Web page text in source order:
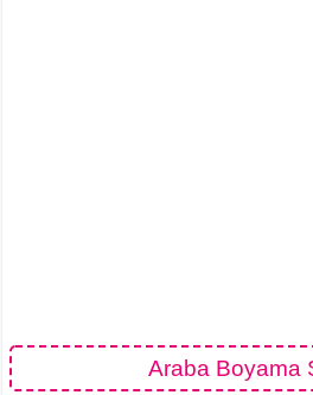
Araba Boyama